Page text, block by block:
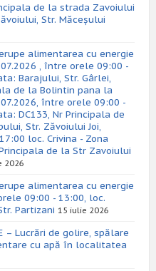
de la strada Zavoiului
Str. Măceșului
alimentarea cu energie
, între orele 09:00 -
Barajului, Str. Gârlei,
de la Bolintin pana la
între orele 09:00 -
DC133, Nr Principala de
Str. Zăvoiului Joi,
loc. Crivina - Zona
de la Str Zavoiului
2026
alimentarea cu energie
09:00 - 13:00, loc.
Partizani 15 iulie 2026
– Lucrări de golire, spălare
cu apă în localitatea